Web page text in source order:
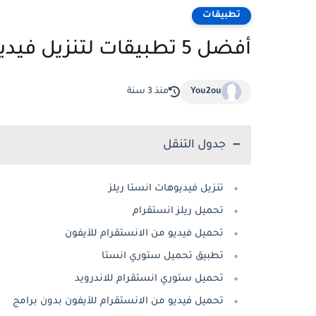
تطبيقات
أفضل 5 تطبيقات لتنزيل فيديوهات انستا ريلز
You2ou منذ 3 سنة
جدول التنقل
تنزيل فيديوهات انستا ريلز
تحميل ريلز انستقرام
تحميل فيديو من الانستقرام للآيفون
تطبيق تحميل ستوري انستا
تحميل ستوري انستقرام للاندرويد
تحميل فيديو من الانستقرام للآيفون بدون برامج